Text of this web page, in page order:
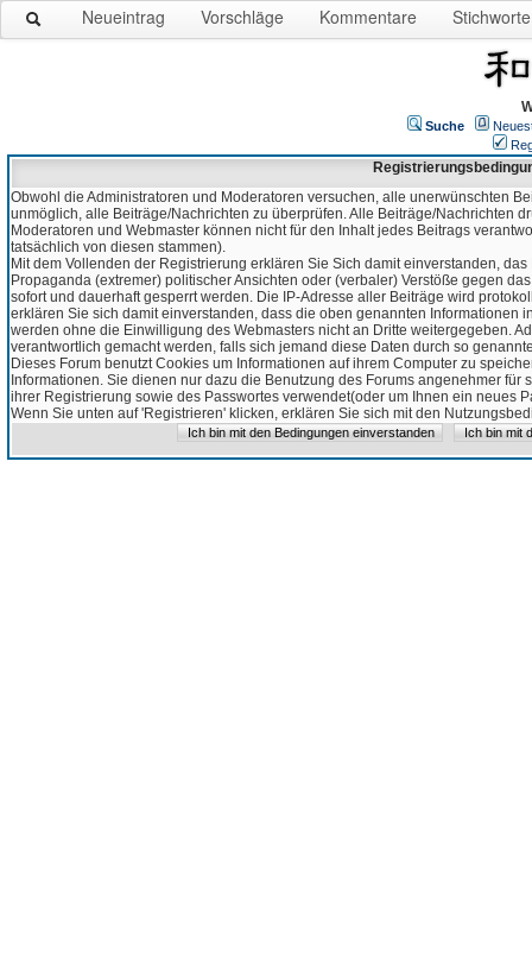
Neueintrag Vorschläge Kommentare Stichworte
Suche
Obwohl die Administratoren und Moderatoren versuchen, alle unerwünschten
unmöglich, alle Beiträge/Nachrichten zu überprüfen. Alle Beiträge/Nachrichten
Moderatoren und Webmaster können nicht für den Inhalt jedes Beitrags
tatsächlich von diesen stammen).
Mit dem Vollenden der Registrierung erklären Sie Sich damit einverstanden,
Propaganda (extremer) politischer Ansichten oder (verbaler) Verstöße gegen
sofort und dauerhaft gesperrt werden. Die IP-Adresse aller Beiträge wird
erklären Sie sich damit einverstanden, dass die oben genannten Informationen
werden ohne die Einwilligung des Webmasters nicht an Dritte weitergegeben.
verantwortlich gemacht werden, falls sich jemand diese Daten durch so
Dieses Forum benutzt Cookies um Informationen auf ihrem Computer zu
Informationen. Sie dienen nur dazu die Benutzung des Forums angenehmer
ihrer Registrierung sowie des Passwortes verwendet(oder um Ihnen ein neues
Wenn Sie unten auf 'Registrieren' klicken, erklären Sie sich mit den